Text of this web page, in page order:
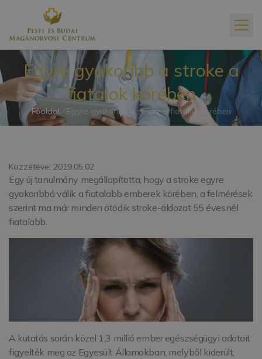
Egyre gyakoribb a stroke a
fiatalok körében
Főoldal Egyre gyakoribb a stroke a fiatalok körében
Közzétéve: 2019.05.02
Egy új tanulmány megállapította, hogy a stroke egyre
gyakoribbá válik a fiatalabb emberek körében, a felmérések
szerint ma már minden ötödik stroke-áldozat 55 évesnél
fiatalabb.
A kutatás során közel 1,3 millió ember egészségügyi adatait
figyelték meg az Egyesült Államokban, melyből kiderült,